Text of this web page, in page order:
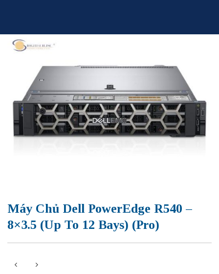
Máy Chủ Dell PowerEdge R540 –
8×3.5 (up To 12 Bays) (Pro)